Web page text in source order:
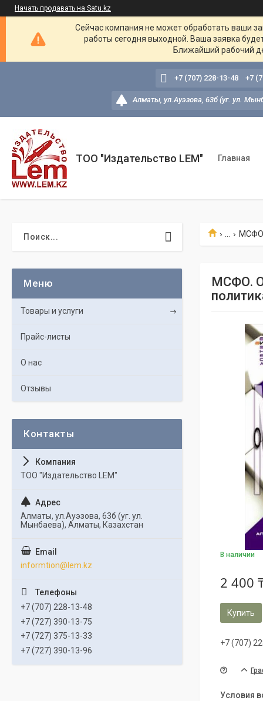
Начать продавать на Satu.kz
Сейчас компания не может обработать ваши
работы сегодня выходной. Ваша заявка
Ближайший рабочий
Алматы, ул.Ауэзова, 63б (уг. ул.
+7 (707) 228-13-48 +7
ТОО "Издательство LEM" Главная
МСФО.
В наличии
2 400
Купить
+7 (707)
Товары и услуги
Прайс-листы
О нас
Отзывы
ТОО "Издательство LEM"
Алматы, ул.Ауэзова, 63б (уг. ул.
Мынбаева), Алматы, Казахстан
informtion@lem.kz
+7 (707) 228-13-48
+7 (727) 390-13-75
+7 (727) 375-13-33
+7 (727) 390-13-96